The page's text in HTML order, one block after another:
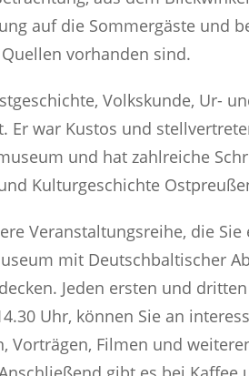
auf die Sommergäste und
vorhanden sind.
Volkskunde, Ur-
Er war Kustos und
und hat zahlreiche
Kulturgeschichte
Veranstaltungsreihe, die Sie
mit Deutschbaltischer
Jeden ersten und
Uhr, können Sie an
Vorträgen, Filmen und